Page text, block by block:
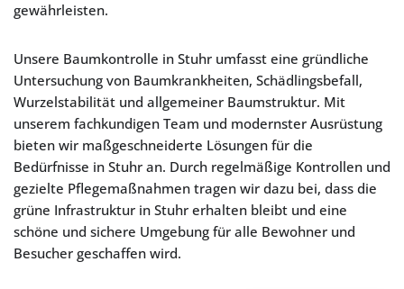
gewährleisten.
Unsere Baumkontrolle in Stuhr umfasst eine gründliche
Untersuchung von Baumkrankheiten, Schädlingsbefall,
Wurzelstabilität und allgemeiner Baumstruktur. Mit
unserem fachkundigen Team und modernster Ausrüstung
bieten wir maßgeschneiderte Lösungen für die
Bedürfnisse in Stuhr an. Durch regelmäßige Kontrollen und
gezielte Pflegemaßnahmen tragen wir dazu bei, dass die
grüne Infrastruktur in Stuhr erhalten bleibt und eine
schöne und sichere Umgebung für alle Bewohner und
Besucher geschaffen wird.